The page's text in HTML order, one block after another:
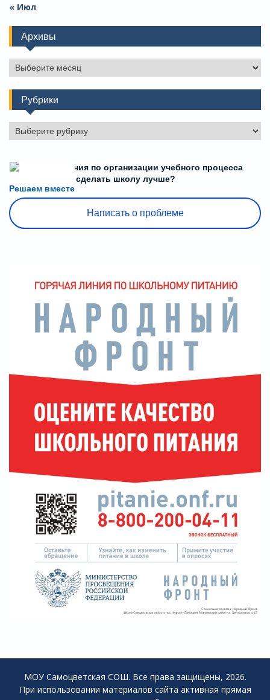
« Июл
Архивы
Архивы
Рубрики
Рубрики
Решаем вместе
Есть предложения по организации учебного процесса
или знаете, как сделать школу лучше?
Написать о проблеме
МОУ Самоцветская СОШ. Все права защищены, 2026.
При использовании материалов сайта активная прямая